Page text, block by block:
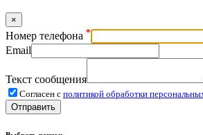
×
Номер телефона *
Email
Текст сообщения
Согласен с политикой обработки
Отправить